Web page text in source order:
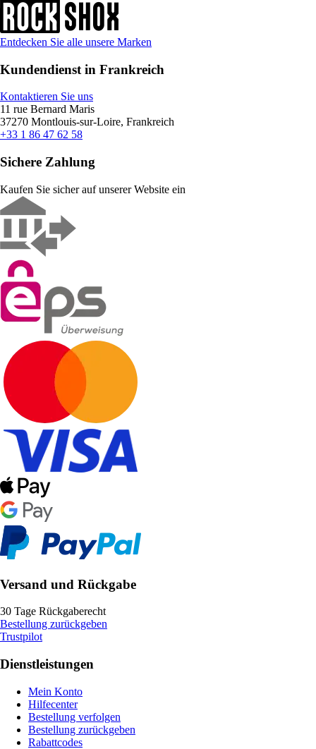
Entdecken Sie alle unsere Marken
Kundendienst in Frankreich
Kontaktieren Sie uns
11 rue Bernard Maris
37270 Montlouis-sur-Loire, Frankreich
+33 1 86 47 62 58
Sichere Zahlung
Kaufen Sie sicher auf unserer Website ein
Versand und Rückgabe
30 Tage Rückgaberecht
Bestellung zurückgeben
Trustpilot
Dienstleistungen
Mein Konto
Hilfecenter
Bestellung verfolgen
Bestellung zurückgeben
Rabattcodes